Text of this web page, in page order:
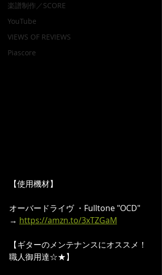
楽譜制作／SCORE
YouTube
VIEWS OF REVIEWS
Piascore
【使用機材】
オーバードライヴ ・Fulltone "OCD"
→ https://amzn.to/3xTZGaM
【ギターのメンテナンスにオススメ！
職人御用達☆★】